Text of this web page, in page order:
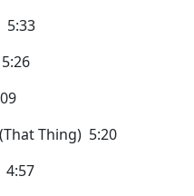
5:33
Thing) 5:20
4:57